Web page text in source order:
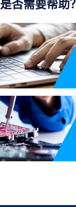
是否需要帮助？